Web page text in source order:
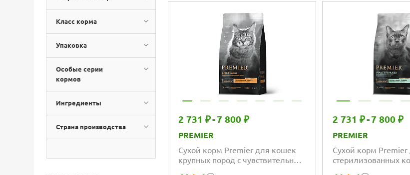
Класс корма
Упаковка
Особые серии
кормов
Ингредиенты
Страна производства
2 731 ₽-7 800 ₽
PREMIER
Сухой корм Premier для кошек
крупных пород с чувствительным
2 731 ₽-7 800 ₽
PREMIER
Сухой корм Premier
стерилизованных